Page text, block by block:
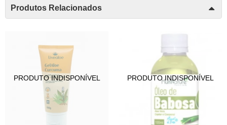
Produtos Relacionados